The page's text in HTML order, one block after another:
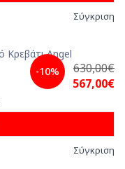
Σύγκριση
-10%
630,00€
567,00€
Σύγκριση